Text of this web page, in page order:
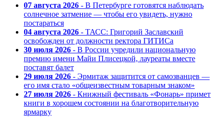
07 августа 2026 - В Петербурге готовятся наблюдать
солнечное затмение — чтобы его увидеть, нужно
постараться
04 августа 2026 - ТАСС: Григорий Заславский
освобожден от должности ректора ГИТИСа
30 июля 2026 - В России учредили национальную
премию имени Майи Плисецкой, лауреаты вместе
поставят балет
29 июля 2026 - Эрмитаж защитится от самозванцев —
его имя стало «общеизвестным товарным знаком»
27 июля 2026 - Книжный фестиваль «Фонарь» примет
книги в хорошем состоянии на благотворительную
ярмарку